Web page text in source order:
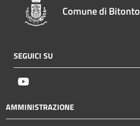
Comune di Bitonto
SEGUICI SU
AMMINISTRAZIONE